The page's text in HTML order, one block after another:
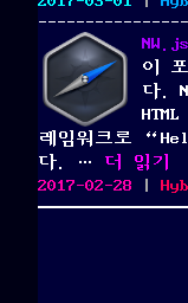
on
이
다.
레임워크로
다. … “NW.js
더 읽기
Posted
on
2017-02-28